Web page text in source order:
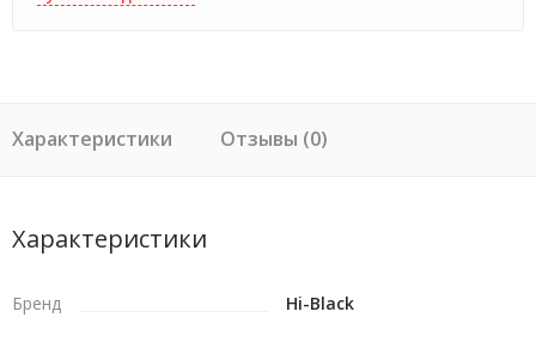
Характеристики Отзывы (0)
Характеристики
Бренд Hi-Black